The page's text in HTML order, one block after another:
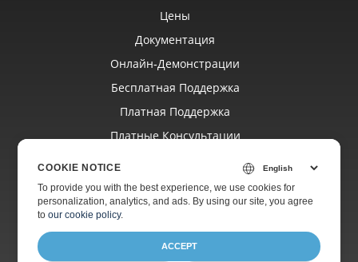
Цены
Документация
Онлайн‑демонстрации
Бесплатная Поддержка
Платная Поддержка
Платные Консультации
Веб‑сайты
О Компании
COOKIE NOTICE
To provide you with the best experience, we use cookies for
personalization, analytics, and ads. By using our site, you agree
toour cookie policy.
ACCEPT